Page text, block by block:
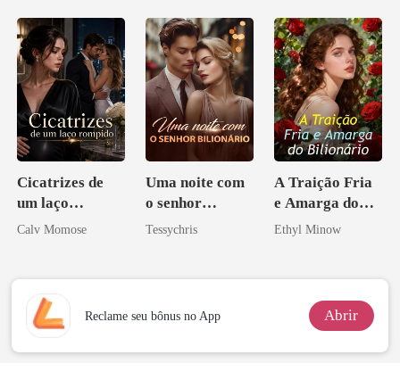
Cicatrizes de
um laço
rompido
Calv Momose
Uma noite com
o senhor
Bilionário
Tessychris
A Traição Fria
e Amarga do
Bilionário
Ethyl Minow
Reclame seu bônus no App Abrir